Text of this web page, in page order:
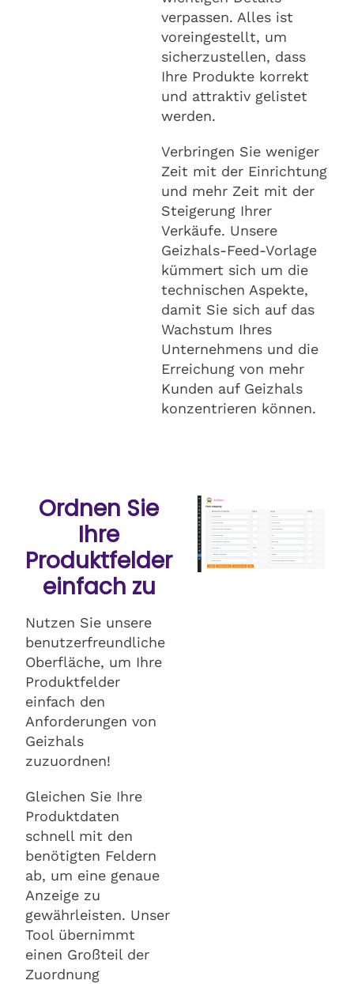
verpassen. Alles ist
voreingestellt, um
sicherzustellen, dass
Ihre Produkte korrekt
und attraktiv gelistet
werden.
Verbringen Sie weniger
Zeit mit der Einrichtung
und mehr Zeit mit der
Steigerung Ihrer
Verkäufe. Unsere
Geizhals-Feed-Vorlage
kümmert sich um die
technischen Aspekte,
damit Sie sich auf das
Wachstum Ihres
Unternehmens und die
Erreichung von mehr
Kunden auf Geizhals
konzentrieren können.
Ordnen Sie
Ihre
Produktfelder
einfach zu
Nutzen Sie unsere
benutzerfreundliche
Oberfläche, um Ihre
Produktfelder
einfach den
Anforderungen von
Geizhals
zuzuordnen!
Gleichen Sie Ihre
Produktdaten
schnell mit den
benötigten Feldern
ab, um eine genaue
Anzeige zu
gewährleisten. Unser
Tool übernimmt
einen Großteil der
Zuordnung